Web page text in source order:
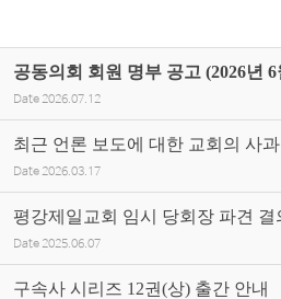
공동의회 회원 명부 공고 (2026년
Date 2026.07.12
최근 언론 보도에 대한 교회의 사
Date 2026.03.17
평강제일교회 임시 당회장 파견 결
Date 2025.06.07
구속사 시리즈 12권(상) 출간 안내